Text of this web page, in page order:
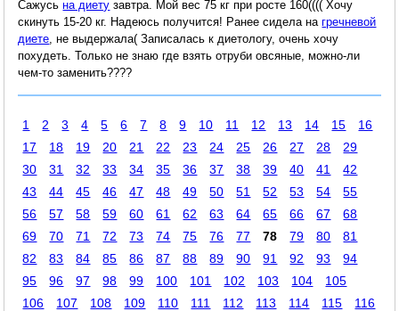
Сажусьна диету завтра. Мой вес 75 кг при росте 160(((( Хочу
скинуть 15-20 кг. Надеюсь получится! Ранее сидела нагречневой
диете , не выдержала( Записалась к диетологу, очень хочу
похудеть. Только не знаю где взять отруби овсяные, можно-ли
чем-то заменить????
1 2 3 4 5 6 7 8 9 10 11 12 13 14 15
16
17
18 19 20 21 22 23 24 25 26 27 28
29
30
31 32 33 34 35 36 37 38 39 40 41
42
43
44 45 46 47 48 49 50 51 52 53 54
55
56
57 58 59 60 61 62 63 64 65 66 67
68
69
70 71 72 73 74 75 76 77 78 79 80
81
82
83 84 85 86 87 88 89 90 91 92 93
94
95
96 97 98 99 100 101 102 103 104
105
106
107 108 109 110 111 112 113 114 115
116